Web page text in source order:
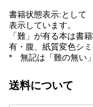
書籍状態表示:として
表示しています。
「難」が有る本は書
有・腹、紙質変色シ
* 無記は「難の無い
送料について